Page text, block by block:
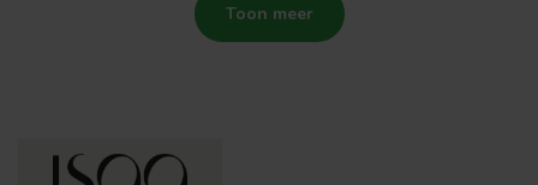
Toon meer